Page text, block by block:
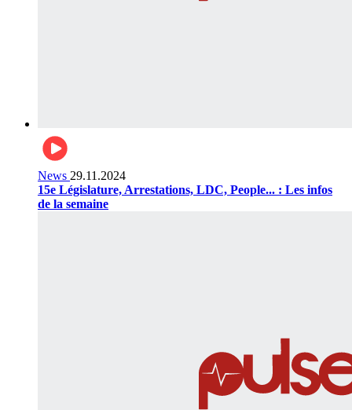
News 29.11.2024
15e Législature, Arrestations, LDC, People... : Les infos
de la semaine